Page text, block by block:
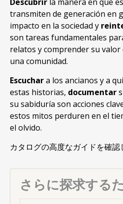
transmiten de generación en
impacto en la sociedad y
son tareas fundamentales
relatos y comprender su
una comunidad.
Escuchara los ancianos y a
estas historias, documentar
su sabiduría son acciones
estos mitos perduren en el
el olvido.
カタログの高度なガイドを確認
さらに探求する